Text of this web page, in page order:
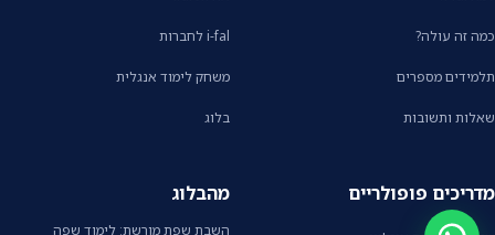
כמה זה עולה?
תלמידים מספרים
שאלות ותשובות
i-fal לחברות
משחק לימוד אנגלית
בלוג
מדריכים פופולריים מהבלוג
השבת שפת מורשת: לימוד שפה